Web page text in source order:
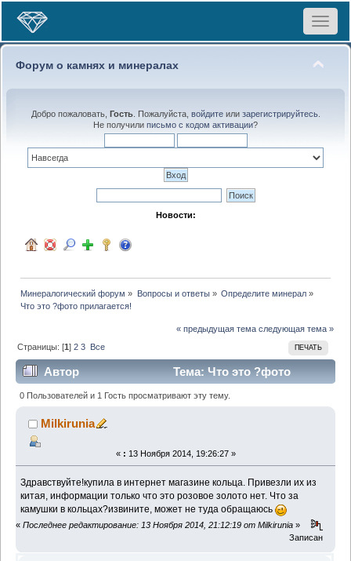
Toggle
Форум о камнях и минералах
Добро пожаловать, Гость. Пожалуйста, войдитеили зарегистрируйтесь.
Не получили письмо с кодом активации?
Новости:
Минералогический форум » Вопросы и ответы» Определите минерал»
Что это ?фото прилагается!
« предыдущая тема следующая тема »
ПЕЧАТЬ
Страницы: [1]2 3 Все
Автор
Тема: Что это ?фото
прилагается! (Прочитано 3416 раз)
0 Пользователей и 1 Гость просматривают эту тему.
Milkirunia
« : 13 Ноября 2014, 19:26:27 »
Здравствуйте!купила в интернет магазине кольца. Привезли их из
китая, информации только что это розовое золото нет. Что за
камушки в кольцах?извините, может не туда обращаюсь
« Последнее редактирование: 13 Ноября 2014, 21:12:19 от Milkirunia »
Записан